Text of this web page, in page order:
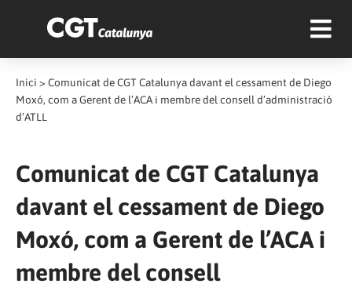
Inici > Comunicat de CGT Catalunya davant el cessament de Diego
Moxó, com a Gerent de l’ACA i membre del consell d’administració
d’ATLL
Comunicat de CGT Catalunya
davant el cessament de Diego
Moxó, com a Gerent de l’ACA i
membre del consell